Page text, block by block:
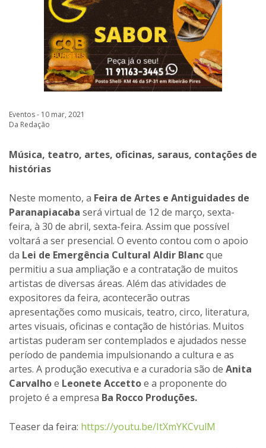
Eventos - 10 mar, 2021
Da Redação
Música, teatro, artes, oficinas, saraus, contações de
histórias
Neste momento, a Feira de Artes e Antiguidades de
Paranapiacaba será virtual de 12 de março, sexta-
feira, à 30 de abril, sexta-feira. Assim que possível
voltará a ser presencial. O evento contou com o apoio
da Lei de Emergência Cultural Aldir Blancque
permitiu a sua ampliação e a contratação de muitos
artistas de diversas áreas. Além das atividades de
expositores da feira, acontecerão outras
apresentações como musicais, teatro, circo, literatura,
artes visuais, oficinas e contação de histórias. Muitos
artistas puderam ser contemplados e ajudados nesse
período de pandemia impulsionando a cultura e as
artes. A produção executiva e a curadoria são de Anita
Carvalhoe Leonete Accettoe a proponente do
projeto é a empresa Ba Rocco Produções.
Teaser da feira: https://youtu.be/ItXmYKCvulM